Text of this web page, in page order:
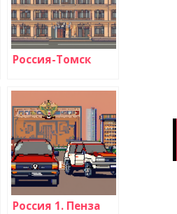
Россия-Томск
Россия 1. Пенза